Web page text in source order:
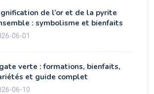
de l’or et de la pyrite
: symbolisme et bienfaits
06-01
verte : formations, bienfaits,
et guide complet
06-10